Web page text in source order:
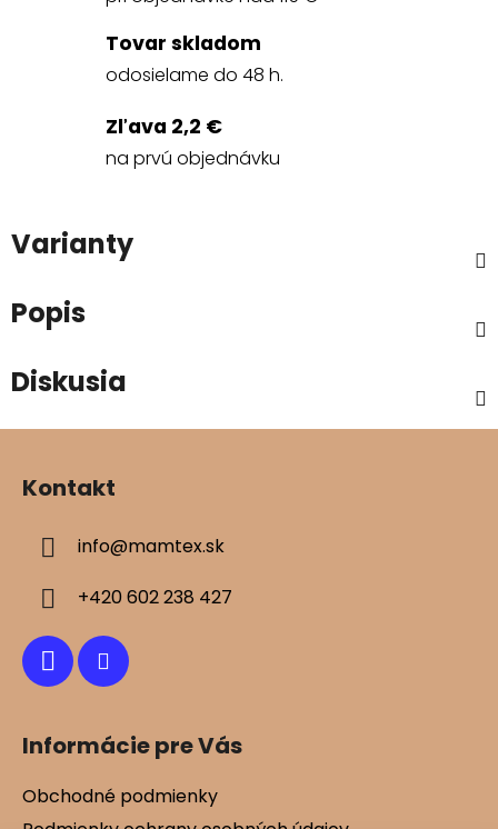
Tovar skladom
odosielame do 48 h.
Zľava 2,2 €
na prvú objednávku
Varianty
Popis
Diskusia
Kontakt
info@mamtex.sk
+420 602 238 427
Informácie pre Vás
Obchodné podmienky